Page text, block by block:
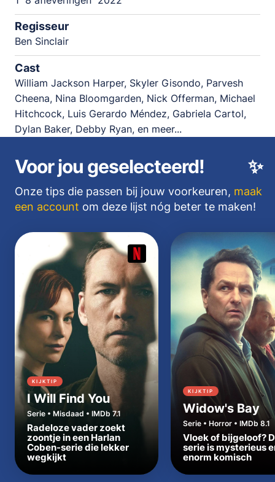
Regisseur
Ben Sinclair
Cast
William Jackson Harper, Skyler Gisondo, Parvesh
Cheena, Nina Bloomgarden, Nick Offerman, Michael
Hitchcock, Luis Gerardo Méndez, Gabriela Cartol,
Dylan Baker, Debby Ryan, en meer...
✨
Voor jou geselecteerd!
Onze tips die passen bij jouw voorkeuren, maak
een account om deze lijst nóg beter te maken!
KIJKTIP
I Will Find You
Serie • Misdaad • IMDb 7.1
Radeloze vader zoekt
zoontje in een Harlan
Coben-serie die lekker
wegkijkt
KIJKTIP
Widow's Bay
Serie • Horror • IMDb 8.1
Vloek of bijgeloof?
serie is mysterieus
enorm komisch